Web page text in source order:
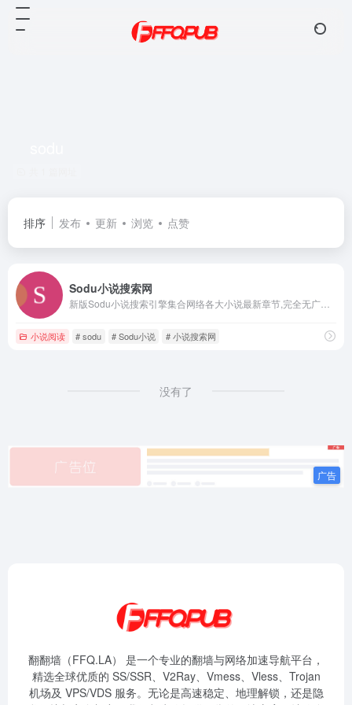
排序 发布 更新 浏览 点赞
Sodu小说搜索网
小说阅读 # sodu # Sodu小说 # 小说搜索网
没有了
翻翻墙（FFQ.LA） 是一个专业的翻墙与网络加速导航平台，
精选全球优质的 SS/SSR、V2Ray、Vmess、Vless、Trojan
机场及 VPS/VDS 服务。无论是高速稳定、地理解锁，还是隐